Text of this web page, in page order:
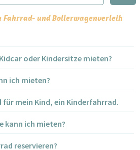
Fahrrad- und Bollerwagenverleih
oder Kindersitze mieten?
ich mieten?
für mein Kind, ein Kinderfahrrad.
kann ich mieten?
reservieren?